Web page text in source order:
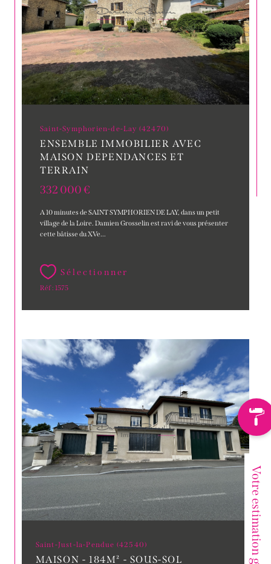
Votre estimation gratuite
Saint-Symphorien-de-Lay (42470)
ENSEMBLE IMMOBILIER AVEC
MAISON DEPENDANCES ET
TERRAIN
332 000 €
A 10 minutes de SAINT SYMPHORIEN DE LAY, dans un petit
village de la Loire. Damien Grosselin est ravi de vous présenter
cette bâtisse du XVe...
Sélectionner
Réf : 1575
Saint-Just-la-Pendue (42540)
MAISON - 184M² - SOUS-SOL